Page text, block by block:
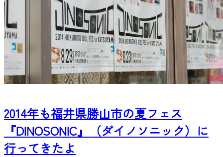
2014年も福井県勝山市の夏フェス
『DINOSONIC』（ダイノソニック）に
行ってきたよ